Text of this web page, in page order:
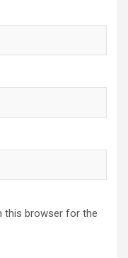
this browser for the